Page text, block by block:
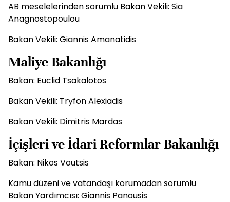
AB meselelerinden sorumlu Bakan Vekili: Sia
Anagnostopoulou
Bakan Vekili: Giannis Amanatidis
Maliye Bakanlığı
Bakan: Euclid Tsakalotos
Bakan Vekili: Tryfon Alexiadis
Bakan Vekili: Dimitris Mardas
İçişleri ve İdari Reformlar Bakanlığı
Bakan: Nikos Voutsis
Kamu düzeni ve vatandaşı korumadan sorumlu
Bakan Yardımcısı: Giannis Panousis